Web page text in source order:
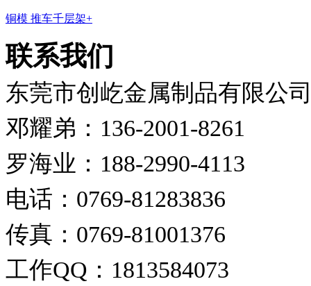
铜模 推车千层架+
联系我们
东莞市创屹金属制品有限公
邓耀弟：136-2001-8261
罗海业：188-2990-4113
电话：0769-81283836
传真：0769-81001376
工作QQ：1813584073